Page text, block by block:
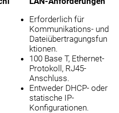
Erforderlich für
Kommunikations- und
Dateiübertragungsfun
ktionen.
100 Base T, Ethernet-
Protokoll, RJ45-
Anschluss.
Entweder DHCP- oder
statische IP-
Konfigurationen.